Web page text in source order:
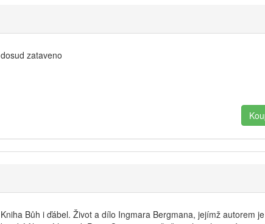
dosud zataveno
Kniha Bůh i ďábel. Život a dílo Ingmara Bergmana, jejímž auto­rem je